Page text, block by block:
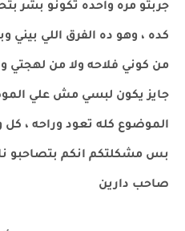
جربتو مره واحده تكونو بشر
كده ، وهو ده الفرق اللي بيني
من كوني فلاحه ولا من لهجتي
جايز يكون لبسي مش علي
الموضوع كله تعود وراحه ، كل
بس مشكلتكم انكم بتصاحبو
صاحب دارين